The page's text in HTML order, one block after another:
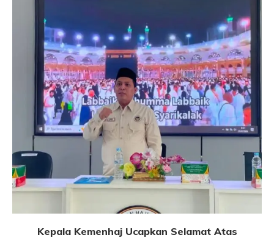
Kepala Kemenhaj Ucapkan Selamat Atas